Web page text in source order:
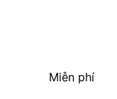
Miễn phí